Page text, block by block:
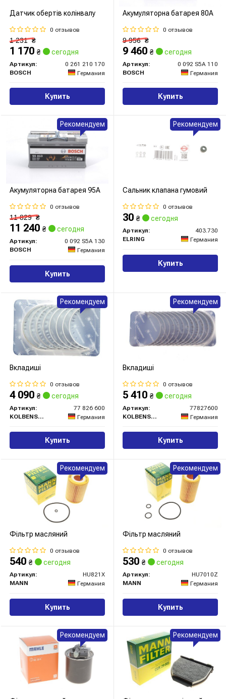
Датчик обертів колінвалу
0 отзывов
1 231₴
1 170 ₴ сегодня
Артикул:
0 261 210 170
BOSCH
Германия
Купить
Акумуляторна батарея 80А
0 отзывов
9 956₴
9 460 ₴ сегодня
Артикул:
0 092 S5A 110
BOSCH
Германия
Купить
Акумуляторна батарея 95А
0 отзывов
11 829₴
11 240 ₴ сегодня
Артикул:
0 092 S5A 130
BOSCH
Германия
Купить
Рекомендуем
Сальник клапана гумовий
0 отзывов
30 ₴ сегодня
Артикул:
403.730
ELRING
Германия
Купить
Рекомендуем
Вкладиші
0 отзывов
4 090 ₴ сегодня
Артикул:
77 826 600
KOLBENSCHMIDT
Германия
Купить
Рекомендуем
Вкладиші
0 отзывов
5 410 ₴ сегодня
Артикул:
77827600
KOLBENSCHMIDT
Германия
Купить
Рекомендуем
Фільтр масляний
0 отзывов
540 ₴ сегодня
Артикул:
HU821X
MANN
Германия
Купить
Рекомендуем
Фільтр масляний
0 отзывов
530 ₴ сегодня
Артикул:
HU7010Z
MANN
Германия
Купить
Рекомендуем
Рекомендуем Рекомендуем